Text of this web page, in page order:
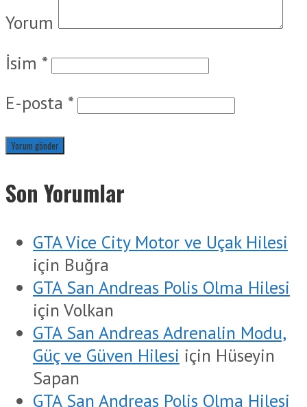
Yorum
İsim *
E-posta *
Son Yorumlar
GTA Vice City Motor ve Uçak Hilesi
için Buğra
GTA San Andreas Polis Olma Hilesi
için Volkan
GTA San Andreas Adrenalin Modu,
Güç ve Güven Hilesi için Hüseyin
Sapan
GTA San Andreas Polis Olma Hilesi